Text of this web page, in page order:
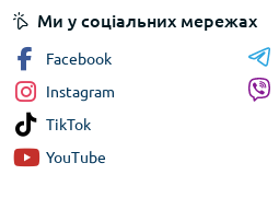
Ми у соціальних мережах
Facebook
Instagram
TikTok
YouTube